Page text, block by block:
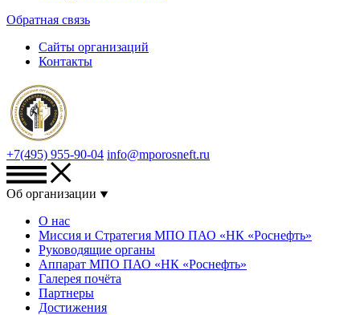
Обратная связь
Сайты организаций
Контакты
+7(495) 955-90-04 info@mporosneft.ru
Об организации
О нас
Миссия и Стратегия МПО ПАО «НК «Роснефть»
Руководящие органы
Аппарат МПО ПАО «НК «Роснефть»
Галерея почёта
Партнеры
Достижения